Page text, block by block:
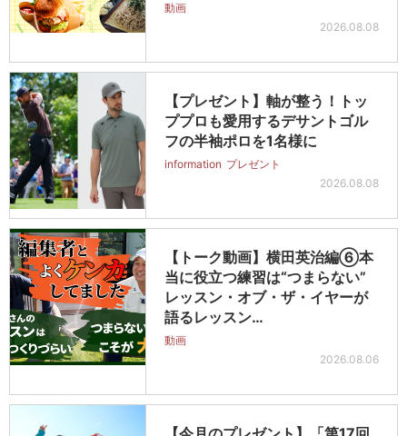
動画
2026.08.08
【プレゼント】軸が整う！トッ
ププロも愛用するデサントゴル
フの半袖ポロを1名様に
information プレゼント
2026.08.08
【トーク動画】横田英治編⑥本
当に役立つ練習は“つまらない”
レッスン・オブ・ザ・イヤーが
語るレッスン…
動画
2026.08.06